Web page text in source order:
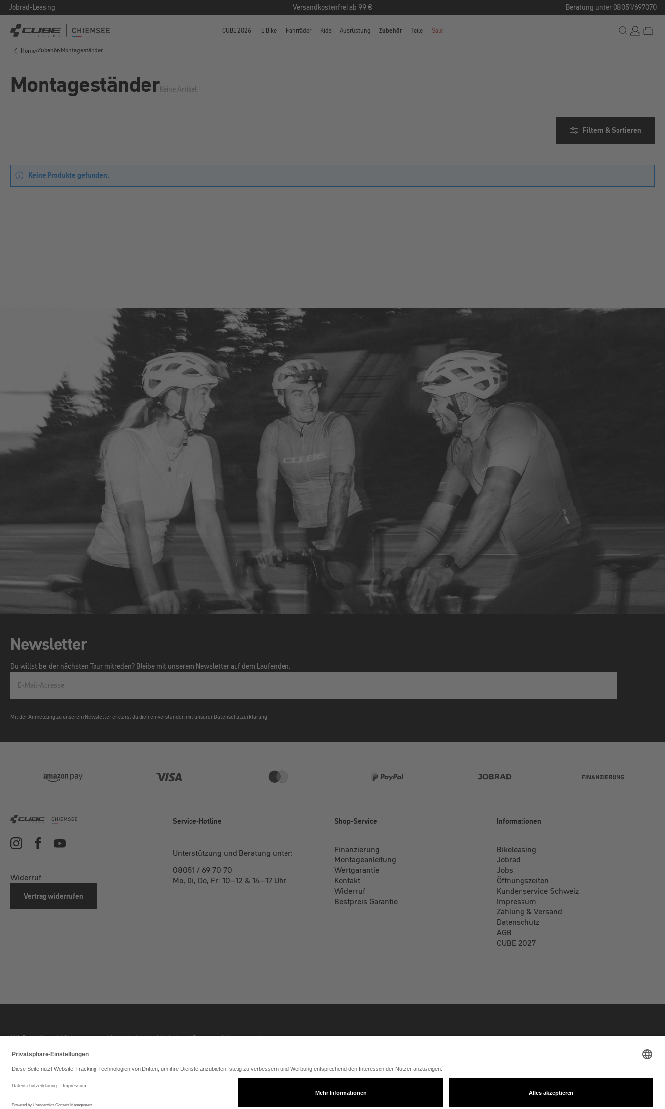
Hauptinhalt springen
Zur Suche springen
Zur Hauptnavigation springen
Jobrad-Leasing Versandkostenfrei ab 99 € Beratung unter 08051/697070
CUBE 2026 E Bike Fahrräder Kids Ausrüstung Zubehör Teile Sale
Home/Zubehör/Montageständer
MontageständerKeine Artikel
Filtern & Sortieren
Keine Produkte gefunden.
Newsletter
Du willst bei der nächsten Tour mitreden? Bleibe mit unserem Newsletter auf dem Laufenden.
E-Mail-Adresse
Mit der Anmeldung zu unserem Newsletter erklärst du dich einverstanden mit unserer Datenschutzerklärung
Widerruf
Vertrag widerrufen
Service-Hotline
Unterstützung und Beratung unter:
08051 / 69 70 70
Mo, Di, Do, Fr: 10–12 & 14–17 Uhr
Shop-Service
Finanzierung
Montageanleitung
Wertgarantie
Kontakt
Widerruf
Bestpreis Garantie
Informationen
Bikeleasing
Jobrad
Jobs
Öffnungszeiten
Kundenservice Schweiz
Impressum
Zahlung & Versand
Datenschutz
AGB
CUBE 2027
* Alle Preise inkl. gesetzl. Mehrwertsteuer zzgl. Versandkosten und ggf. Nachnahmegebühren, wenn nicht anders angegeben.
** Dem Dienstrad Leasing-Angebot wird stets der reguläre Abgabepreis des Herstellers ohne Reduzierungen bzw. ohne Rabatte zugrunde gelegt. Der Leasingvertrag kommt zwischen deinem Arbeitgeber und der jeweiligen Leasinggesellschaft zustande. Der angegebene "Dienstrad"-Preis ist lediglich eine
unverbindliche rechnerische Größe, die sich für einen Arbeitnehmer aus dem bei Direktkauf gültigen Endpreis des Fahrrades abzüglich möglicher Lohnsteuervorteile aufgrund einer Barlohnumwandlung ergeben kann. Der "ab"-Preis ermittelt sich allgemein auf Basis des maximal möglichen Lohnsteuervorteils. Die
für dich zutreffende konkrete Ersparnis hängt von deinem Einkommen und deinen persönlichen Verhältnissen ab und kann geringer ausfallen. Zur Feststellung der tatsächlichen lohnsteuerlichen Auswirkungen kontaktiere bitte deinen Steuerberater.